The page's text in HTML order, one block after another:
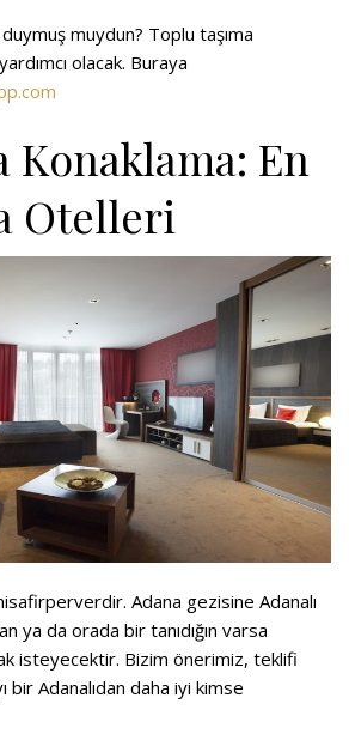
muydun? Toplu taşıma
olacak. Buraya
Konaklama: En
Otelleri
Adana gezisine Adanalı
ya da orada bir tanıdığın varsa
isteyecektir. Bizim önerimiz, teklifi
bir Adanalıdan daha iyi kimse